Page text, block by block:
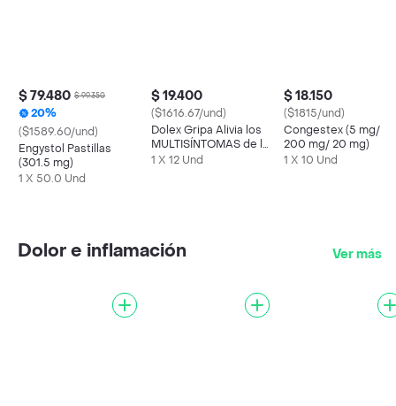
$ 79.480 $ 99.350
20%
($1589.60/und)
Engystol Pastillas
(301.5 mg)
1 X 50.0 Und
$ 19.400
($1616.67/und)
Dolex Gripa Alivia los
MULTISÍNTOMAS de la
Gripa X 12 tabs
1 X 12 Und
$ 18.150
($1815/und)
Congestex (5 mg/
200 mg/ 20 mg)
1 X 10 Und
Dolor e inflamación Ver más